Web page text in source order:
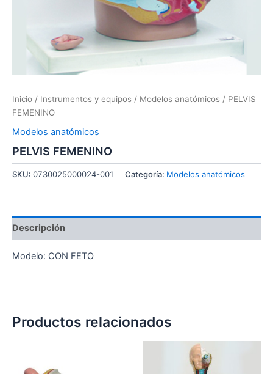
Inicio / Instrumentos y equipos / Modelos anatómicos / PELVIS
FEMENINO
Modelos anatómicos
PELVIS FEMENINO
SKU: 0730025000024-001 Categoría: Modelos anatómicos
Descripción
Modelo: CON FETO
Productos relacionados